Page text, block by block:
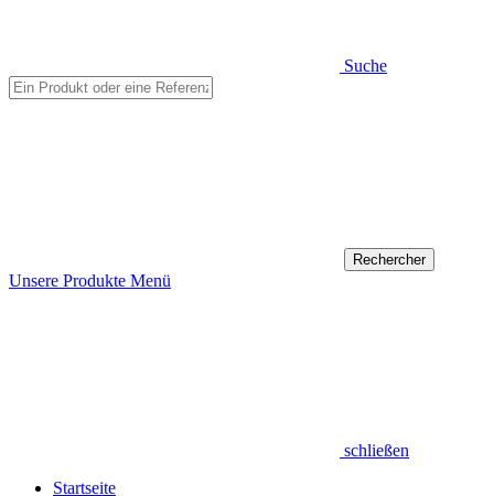
Suche
Unsere Produkte Menü
schließen
Startseite